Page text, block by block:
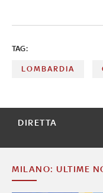
TAG:
LOMBARDIA
DIRETTA
MILANO: ULTIME